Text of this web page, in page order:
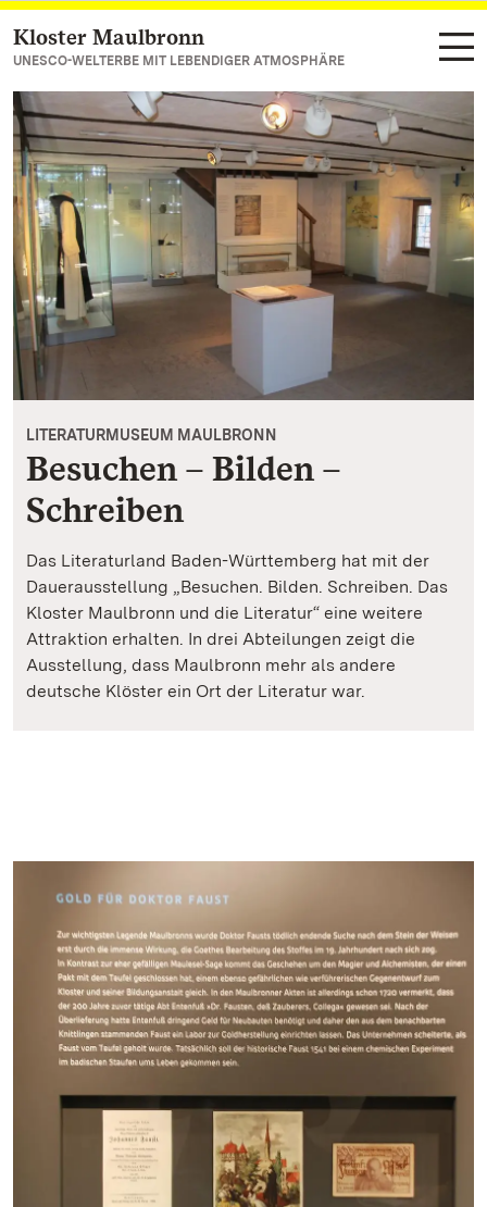
Zum Hauptinhalt springen
Kloster Maulbronn
UNESCO-WELTERBE MIT LEBENDIGER ATMOSPHÄRE
LITERATURMUSEUM MAULBRONN
Besuchen – Bilden –
Schreiben
Das Literaturland Baden-Württemberg hat mit der
Dauerausstellung „Besuchen. Bilden. Schreiben. Das
Kloster Maulbronn und die Literatur“ eine weitere
Attraktion erhalten. In drei Abteilungen zeigt die
Ausstellung, dass Maulbronn mehr als andere
deutsche Klöster ein Ort der Literatur war.